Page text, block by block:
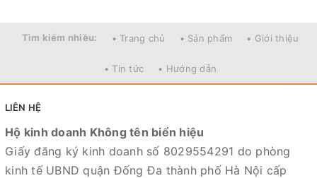
Tìm kiếm nhiều: • Trang chủ • Sản phẩm • Giới thiệu
• Tin tức • Hướng dẫn
LIÊN HỆ
Hộ kinh doanh Không tên biển hiệu
Giấy đăng ký kinh doanh số 8029554291 do phòng
kinh tế UBND quận Đống Đa thành phố Hà Nội cấp